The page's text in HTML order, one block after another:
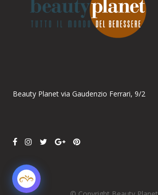
Beauty Planet via Gaudenzio Ferrari, 9/2
Online
Ciao! Come posso aiutarti?